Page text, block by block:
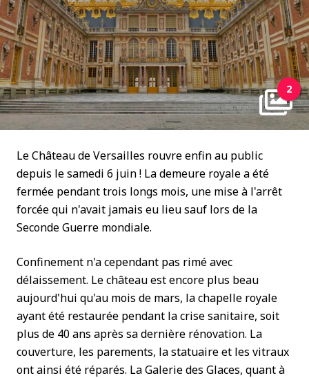
2
Le Château de Versailles rouvre enfin au public
depuis le samedi 6 juin ! La demeure royale a été
fermée pendant trois longs mois, une mise à l'arrêt
forcée qui n'avait jamais eu lieu sauf lors de la
Seconde Guerre mondiale.
Confinement n'a cependant pas rimé avec
délaissement. Le château est encore plus beau
aujourd'hui qu'au mois de mars, la chapelle royale
ayant été restaurée pendant la crise sanitaire, soit
plus de 40 ans après sa dernière rénovation. La
couverture, les parements, la statuaire et les vitraux
ont ainsi été réparés. La Galerie des Glaces, quant à